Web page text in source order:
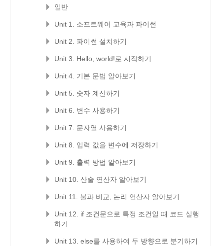
일반
Unit 1. 소프트웨어 교육과 파이썬
Unit 2. 파이썬 설치하기
Unit 3. Hello, world!로 시작하기
Unit 4. 기본 문법 알아보기
Unit 5. 숫자 계산하기
Unit 6. 변수 사용하기
Unit 7. 문자열 사용하기
Unit 8. 입력 값을 변수에 저장하기
Unit 9. 출력 방법 알아보기
Unit 10. 산술 연산자 알아보기
Unit 11. 불과 비교, 논리 연산자 알아보기
Unit 12. if 조건문으로 특정 조건일 때 코드 실행
하기
Unit 13. else를 사용하여 두 방향으로 분기하기